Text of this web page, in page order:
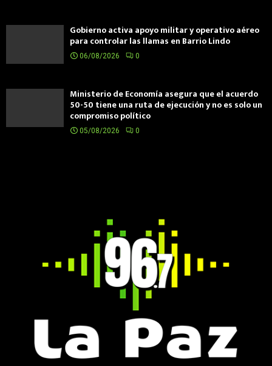
Gobierno activa apoyo militar y operativo aéreo
para controlar las llamas en Barrio Lindo
06/08/2026 0
Ministerio de Economía asegura que el acuerdo
50-50 tiene una ruta de ejecución y no es solo un
compromiso político
05/08/2026 0